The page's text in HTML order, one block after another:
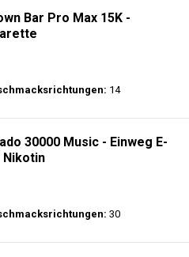
Bar Pro Max 15K -
14
30000 Music - Einweg E-
Nikotin
30